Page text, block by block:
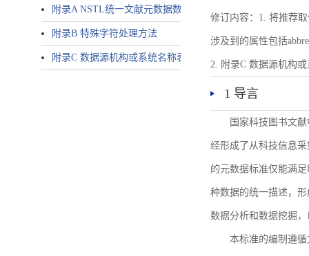
附录A NSTL统一文献元数据数据唯一标识符规则
附录B 特殊字符处理方法
附录C 数据源机构或系统名称表
修订内容：1. 将推荐
涉及到的属性包括
2. 附录C 数据源机构或
1 导言
国家科技图书文
经形成了从科技信息
的元数据标准仅能满
种数据的统一描述，
数据分析和数据挖掘
本标准的编制遵